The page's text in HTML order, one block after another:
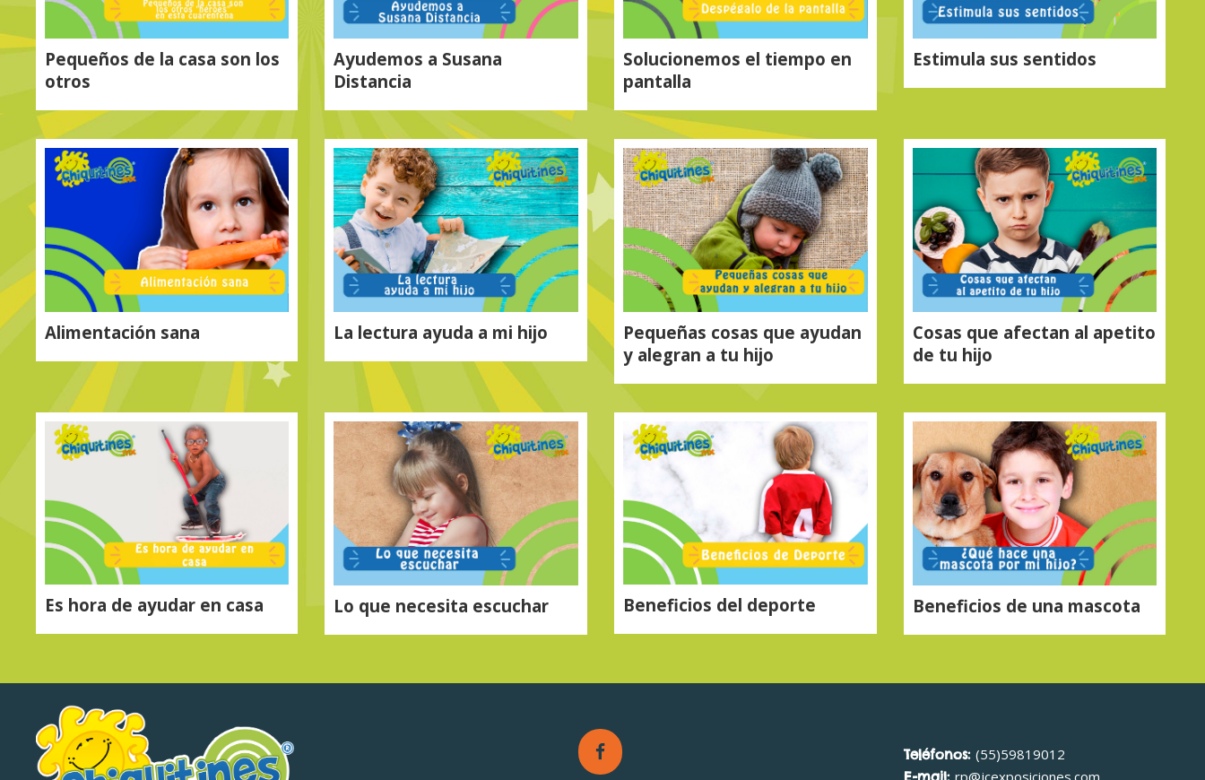
Pequeños de la casa son los
otros
Ayudemos a Susana
Distancia
Solucionemos el tiempo en
pantalla
Estimula sus sentidos
Alimentación sana La lectura ayuda a mi hijo
Pequeñas cosas que ayudan
y alegran a tu hijo
Cosas que afectan al apetito
de tu hijo
Es hora de ayudar en casa Lo que necesita escuchar Beneficios del deporte Beneficios de una mascota
Teléfonos: (55)59819012
rp@jcexposiciones.com